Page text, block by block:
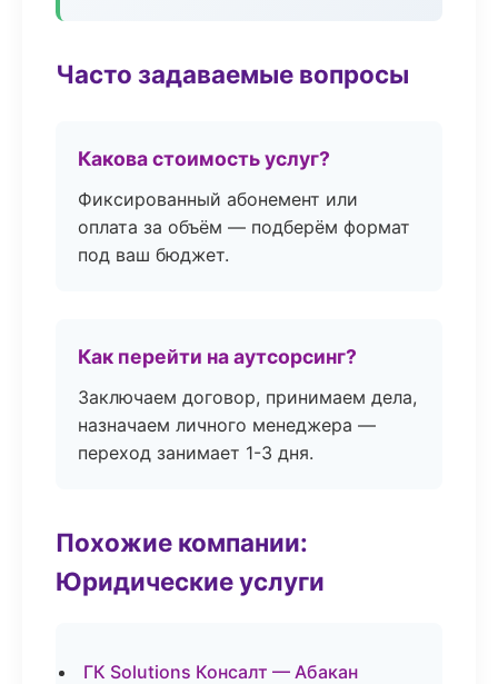
Часто задаваемые вопросы
Какова стоимость услуг?
Фиксированный абонемент или
оплата за объём — подберём формат
под ваш бюджет.
Как перейти на аутсорсинг?
Заключаем договор, принимаем дела,
назначаем личного менеджера —
переход занимает 1-3 дня.
Похожие компании:
Юридические услуги
ГК Solutions Консалт — Абакан